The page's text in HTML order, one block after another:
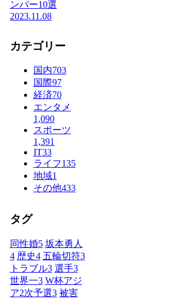
ンバー10選
2023.11.08
カテゴリー
国内703
国際97
経済70
エンタメ
1,090
スポーツ
1,391
IT33
ライフ135
地域1
その他433
タグ
同性婚5 坂本勇人
4 歴史4 五輪切符3
トラブル3 選手3
世界一3 W杯アジ
ア2次予選3 被害